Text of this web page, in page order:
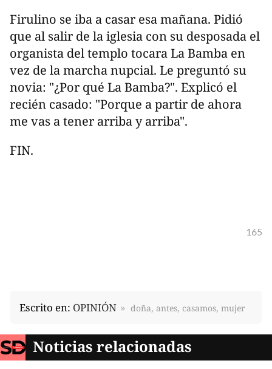
Firulino se iba a casar esa mañana. Pidió
que al salir de la iglesia con su desposada el
organista del templo tocara La Bamba en
vez de la marcha nupcial. Le preguntó su
novia: "¿Por qué La Bamba?". Explicó el
recién casado: "Porque a partir de ahora
me vas a tener arriba y arriba".
FIN.
165
Escrito en: OPINIÓN doña, antes, casamos, mujer
Noticias relacionadas